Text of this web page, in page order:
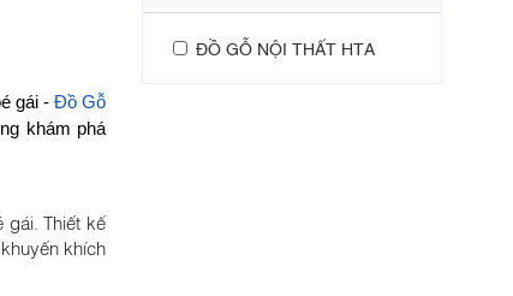
gái -Đồ Gỗ
khám phá
Thiết kế
khích
ĐỒ GỖ NỘI THẤT HTA